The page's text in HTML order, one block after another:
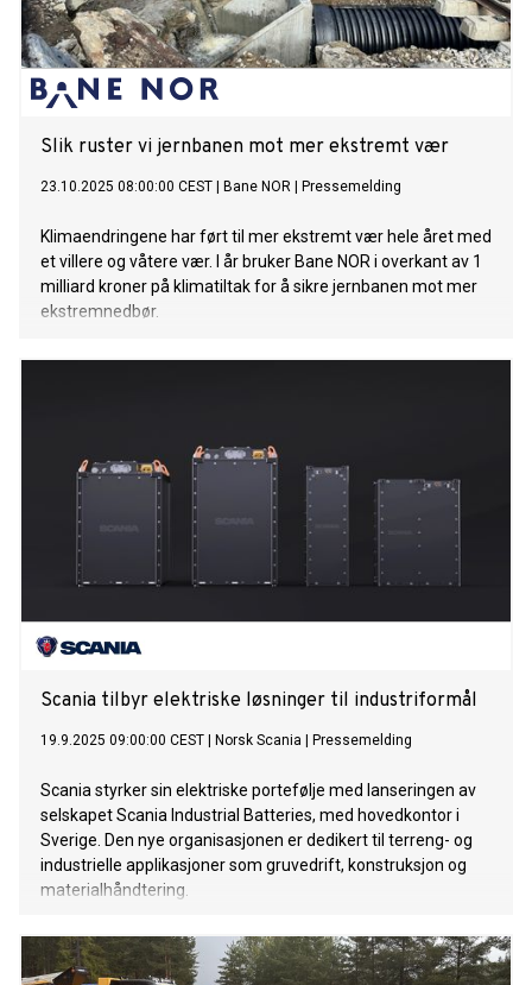
Slik ruster vi jernbanen mot mer ekstremt vær
23.10.2025 08:00:00 CEST Bane NOR Pressemelding
Klimaendringene har ført til mer ekstremt vær hele året med
et villere og våtere vær. I år bruker Bane NOR i overkant av 1
milliard kroner på klimatiltak for å sikre jernbanen mot mer
ekstremnedbør.
Scania tilbyr elektriske løsninger til industriformål
19.9.2025 09:00:00 CEST Norsk Scania Pressemelding
Scania styrker sin elektriske portefølje med lanseringen av
selskapet Scania Industrial Batteries, med hovedkontor i
Sverige. Den nye organisasjonen er dedikert til terreng- og
industrielle applikasjoner som gruvedrift, konstruksjon og
materialhåndtering.